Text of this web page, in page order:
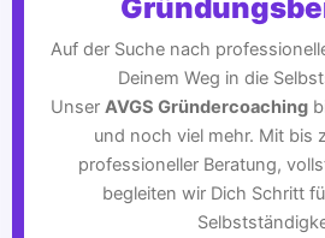
Auf der Suche nach
Deinem Weg in die
Unser AVGS Gründercoaching
und noch viel mehr. Mit bis
professioneller Beratung,
begleiten wir Dich Schritt